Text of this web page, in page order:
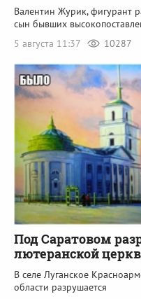
Валентин Журик, фигурант
сын бывших
5 августа 11:37
10287
Под Саратовом
лютеранской
В селе Луганское
области разрушается